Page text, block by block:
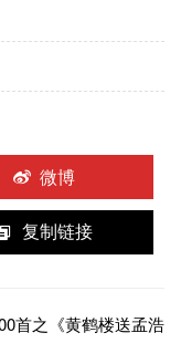
微博
复制链接
首之《黄鹤楼送孟浩